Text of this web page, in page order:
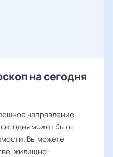
на сегодня
направление
сегодня может быть
Вы можете
жилищно-